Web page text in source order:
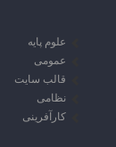
علوم پایه
عمومی
قالب سایت
نظامی
کارآفرینی